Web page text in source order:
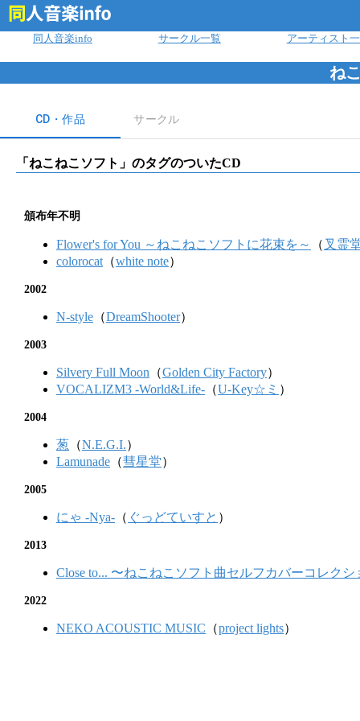
同人音楽info サークル一覧 アーティスト
ね
CD・作品 サークル
「 ねこねこソフト 」のタグのついたCD
頒布年不明
Flower's for You ～ねこねこソフトに花束を～ （ 叉霊
colorocat （white note）
2002
N-style （DreamShooter）
2003
Silvery Full Moon （Golden City Factory）
VOCALIZM3 -World&Life- （U-Key☆ミ ）
2004
葱 （N.E.G.I.）
Lamunade （彗星堂）
2005
にゃ -Nya- （ ぐっどていすと ）
2013
Close to... 〜ねこねこソフト曲セルフカバーコレクシ
2022
NEKO ACOUSTIC MUSIC （project lights）